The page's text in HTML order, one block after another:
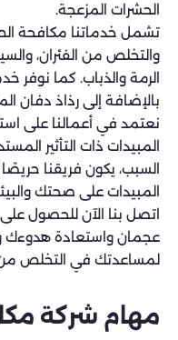
الحشرات المزعجة.
تشمل خدماتنا مكافحة
والتخلص من الفئران،
الرمة والذباب. كما نوفر
بالإضافة إلى رذاذ دفان
نعتمد في أعمالنا على
المبيدات ذات التأثير
السبب، يكون فريقنا
المبيدات على صحتك
اتصل بنا الآن للحصول
عجمان واستعادة هدوءك
لمساعدتك في التخلص
مهام شركة